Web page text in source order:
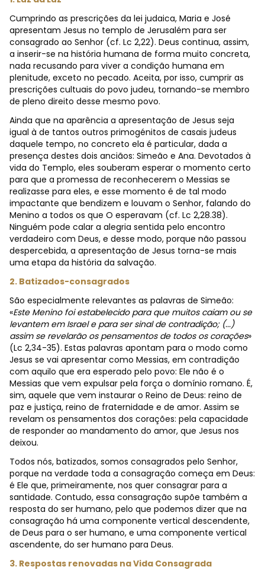
Cumprindo as prescrições da lei judaica, Maria e José
apresentam Jesus no templo de Jerusalém para ser
consagrado ao Senhor (cf. Lc 2,22). Deus continua, assim,
a inserir-se na história humana de forma muito concreta,
nada recusando para viver a condição humana em
plenitude, exceto no pecado. Aceita, por isso, cumprir as
prescrições cultuais do povo judeu, tornando-se membro
de pleno direito desse mesmo povo.
Ainda que na aparência a apresentação de Jesus seja
igual à de tantos outros primogénitos de casais judeus
daquele tempo, no concreto ela é particular, dada a
presença destes dois anciãos: Simeão e Ana. Devotados à
vida do Templo, eles souberam esperar o momento certo
para que a promessa de reconhecerem o Messias se
realizasse para eles, e esse momento é de tal modo
impactante que bendizem e louvam o Senhor, falando do
Menino a todos os que O esperavam (cf. Lc 2,28.38).
Ninguém pode calar a alegria sentida pelo encontro
verdadeiro com Deus, e desse modo, porque não passou
despercebida, a apresentação de Jesus torna-se mais
uma etapa da história da salvação.
2. Batizados-consagrados
São especialmente relevantes as palavras de Simeão:
«Este Menino foi estabelecido para que muitos caiam ou se
levantem em Israel e para ser sinal de contradição; (...)
assim se revelarão os pensamentos de todos os corações»
(Lc 2,34-35). Estas palavras apontam para o modo como
Jesus se vai apresentar como Messias, em contradição
com aquilo que era esperado pelo povo: Ele não é o
Messias que vem expulsar pela força o domínio romano. É,
sim, aquele que vem instaurar o Reino de Deus: reino de
paz e justiça, reino de fraternidade e de amor. Assim se
revelam os pensamentos dos corações: pela capacidade
de responder ao mandamento do amor, que Jesus nos
deixou.
Todos nós, batizados, somos consagrados pelo Senhor,
porque na verdade toda a consagração começa em Deus:
é Ele que, primeiramente, nos quer consagrar para a
santidade. Contudo, essa consagração supõe também a
resposta do ser humano, pelo que podemos dizer que na
consagração há uma componente vertical descendente,
de Deus para o ser humano, e uma componente vertical
ascendente, do ser humano para Deus.
3. Respostas renovadas na Vida Consagrada